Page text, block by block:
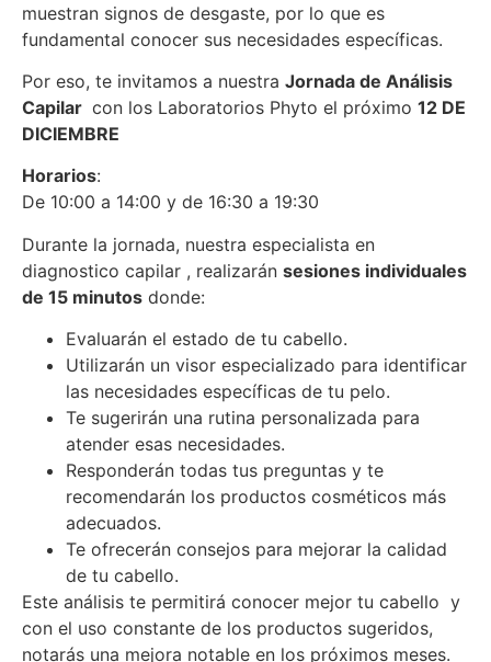
muestran signos de desgaste, por lo que es
fundamental conocer sus necesidades específicas.
Por eso, te invitamos a nuestra Jornada de Análisis
Capilar con los Laboratorios Phyto el próximo 12 DE
DICIEMBRE
Horarios:
De 10:00 a 14:00 y de 16:30 a 19:30
Durante la jornada, nuestra especialista en
diagnostico capilar , realizarán sesiones individuales
de 15 minutos donde:
Evaluarán el estado de tu cabello.
Utilizarán un visor especializado para identificar
las necesidades específicas de tu pelo.
Te sugerirán una rutina personalizada para
atender esas necesidades.
Responderán todas tus preguntas y te
recomendarán los productos cosméticos más
adecuados.
Te ofrecerán consejos para mejorar la calidad
de tu cabello.
Este análisis te permitirá conocer mejor tu cabello y
con el uso constante de los productos sugeridos,
notarás una mejora notable en los próximos meses.